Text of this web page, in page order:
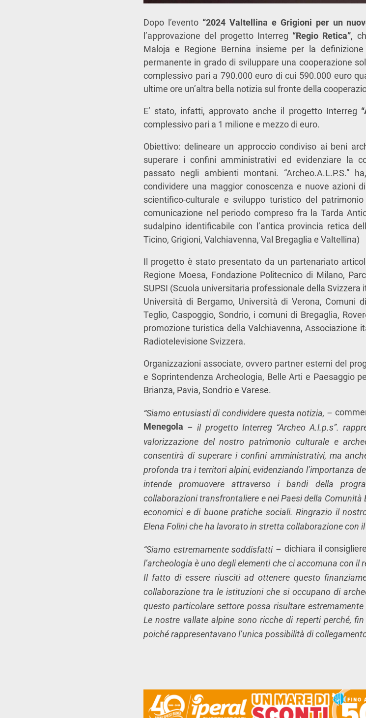
Dopo l’evento “2024 Valtellina e Grigioni per un
l’approvazione del progetto Interreg “Regio Retica”,
Maloja e Regione Bernina insieme per la
permanente in grado di sviluppare una cooperazione
complessivo pari a 790.000 euro di cui 590.000 euro
ultime ore un’altra bella notizia sul fronte della
E’ stato, infatti, approvato anche il progetto Interreg “
complessivo pari a 1 milione e mezzo di euro.
Obiettivo: delineare un approccio condiviso ai beni
superare i confini amministrativi ed evidenziare la
passato negli ambienti montani. “Archeo.A.L.P.S.”
condividere una maggior conoscenza e nuove azioni
scientifico-culturale e sviluppo turistico del
comunicazione nel periodo compreso fra la Tarda
sudalpino identificabile con l’antica provincia retica
Ticino, Grigioni, Valchiavenna, Val Bregaglia e Valtellina)
Il progetto è stato presentato da un partenariato
Regione Moesa, Fondazione Politecnico di Milano,
SUPSI (Scuola universitaria professionale della Svizzera
Università di Bergamo, Università di Verona, Comuni
Teglio, Caspoggio, Sondrio, i comuni di Bregaglia,
promozione turistica della Valchiavenna, Associazione
Radiotelevisione Svizzera.
Organizzazioni associate, ovvero partner esterni del
e Soprintendenza Archeologia, Belle Arti e Paesaggio
Brianza, Pavia, Sondrio e Varese.
“Siamo entusiasti di condividere questa notizia, –
Menegola – il progetto Interreg “Archeo A.l.p.s”.
valorizzazione del nostro patrimonio culturale e
consentirà di superare i confini amministrativi, ma
profonda tra i territori alpini, evidenziando l’importanza
intende promuovere attraverso i bandi della
collaborazioni transfrontaliere e nei Paesi della Comunità
economici e di buone pratiche sociali. Ringrazio il
Elena Folini che ha lavorato in stretta collaborazione con
“Siamo estremamente soddisfatti – dichiara il
l’archeologia è uno degli elementi che ci accomuna con il
Il fatto di essere riusciti ad ottenere questo
collaborazione tra le istituzioni che si occupano di
questo particolare settore possa risultare
Le nostre vallate alpine sono ricche di reperti perché,
poiché rappresentavano l’unica possibilità di